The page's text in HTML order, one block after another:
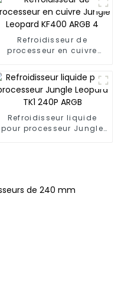
Refroidisseur de
processeur en cuivre
ARGB 4
Refroidisseur liquide
pour processeur Jungle